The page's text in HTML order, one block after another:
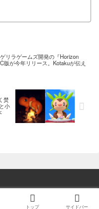
リラゲームズ開発の『Horizon
版が今年リリース。Kotakuが伝え
焚
小
ムのはなし.
トップ サイドバー